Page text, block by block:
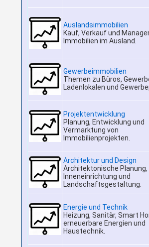
Auslandsimmobilien
Kauf, Verkauf und
Immobilien im Ausland.
Gewerbeimmobilien
Themen zu Büros,
Ladenlokalen und
Projektentwicklung
Planung, Entwicklung und
Vermarktung von
Immobilienprojekten.
Architektur und Design
Architektonische Planung,
Inneneinrichtung und
Landschaftsgestaltung.
Energie und Technik
Heizung, Sanitär, Smart
erneuerbare Energien und
Haustechnik.